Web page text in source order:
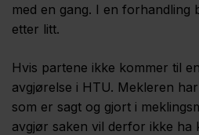
med en gang. I en forhandling
etter litt.
Hvis partene ikke kommer til
avgjørelse i HTU. Mekleren
som er sagt og gjort i
avgjør saken vil derfor ikke ha